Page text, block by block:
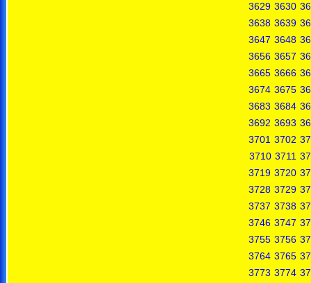
3629 3630
3638 3639
3647 3648
3656 3657
3665 3666
3674 3675
3683 3684
3692 3693
3701 3702
3710 3711
3719 3720
3728 3729
3737 3738
3746 3747
3755 3756
3764 3765
3773 3774